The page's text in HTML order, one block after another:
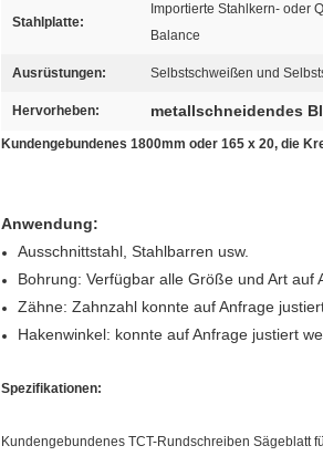
Stahlplatte:
Importierte Stahlkern- oder
Balance
Ausrüstungen: Selbstschweißen und
Hervorheben: metallschneidendes
Kundengebundenes 1800mm oder 165 x 20, die
Anwendung:
Ausschnittstahl, Stahlbarren usw.
Bohrung: Verfügbar alle Größe und Art auf
Zähne: Zahnzahl konnte auf Anfrage
Hakenwinkel: konnte auf Anfrage justiert
Spezifikationen:
Kundengebundenes TCT-Rundschreiben Sägeblatt